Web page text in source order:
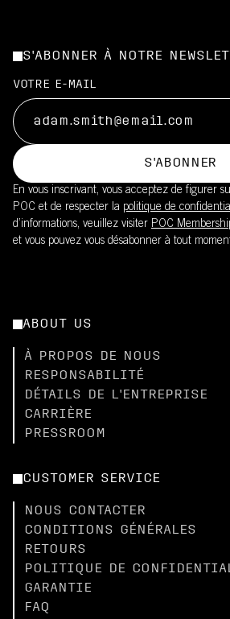
S'ABONNER À NOTRE
VOTRE E-MAIL
S'ABONNER
En vous inscrivant, vous acceptez de figurer
POC et de respecter la politique de
d’informations, veuillez visiter POC
et vous pouvez vous désabonner à tout
ABOUT US
À PROPOS DE NOUS
RESPONSABILITÉ
DÉTAILS DE L'ENTREPRISE
CARRIÈRE
PRESSROOM
CUSTOMER SERVICE
NOUS CONTACTER
CONDITIONS GÉNÉRALES
RETOURS
POLITIQUE DE
GARANTIE
FAQ